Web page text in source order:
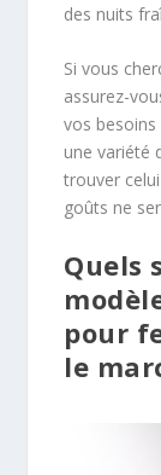
des nuits
Si vous
assurez-
vos
une variété
trouver
goûts ne
Quels
pour
le